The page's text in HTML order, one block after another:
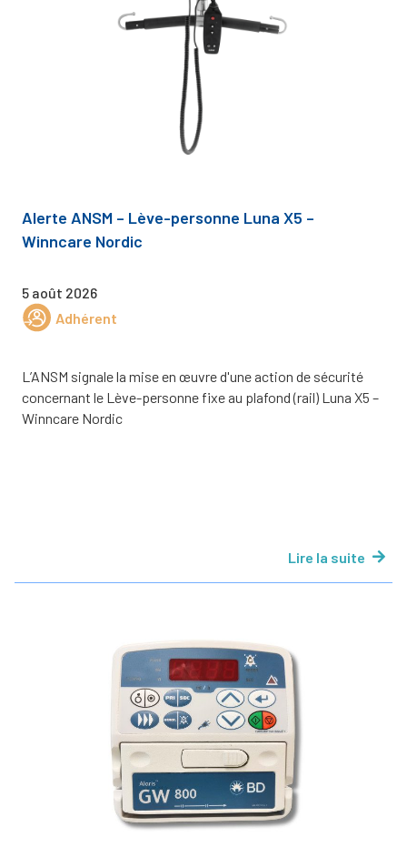
Alerte ANSM – Lève-personne Luna X5 –
Winncare Nordic
5 août 2026
Adhérent
L’ANSM signale la mise en œuvre d'une action de sécurité
concernant le Lève-personne fixe au plafond (rail) Luna X5 –
Winncare Nordic
Lire la suite